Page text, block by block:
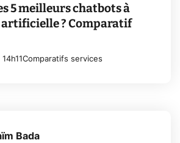
5 meilleurs chatbots à
? Comparatif
Comparatifs services
Bada